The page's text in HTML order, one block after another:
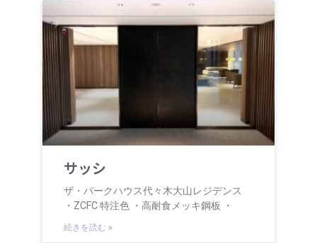
サッシ
ザ・パークハウス代々木大山レジデンス
・ZCFC 特注色 ・高耐食メッキ鋼板 ・
続きを読む »